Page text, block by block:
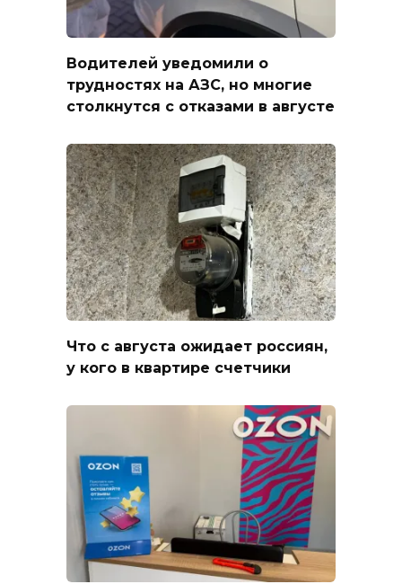
Водителей уведомили о
трудностях на АЗС, но многие
столкнутся с отказами в августе
Что с августа ожидает россиян,
у кого в квартире счетчики